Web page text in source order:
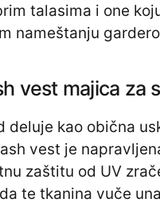
talasima i one
nameštanju
vest majica za
deluje kao obična
vest je
zaštitu od UV
te tkanina vuče